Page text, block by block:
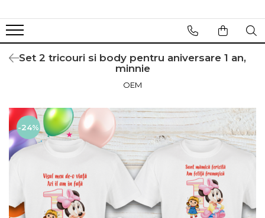
Set 2 tricouri si body pentru aniversare 1 an,
minnie
OEM
-24%